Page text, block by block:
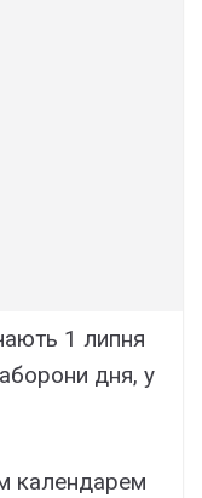
1 липня
дня, у
календарем